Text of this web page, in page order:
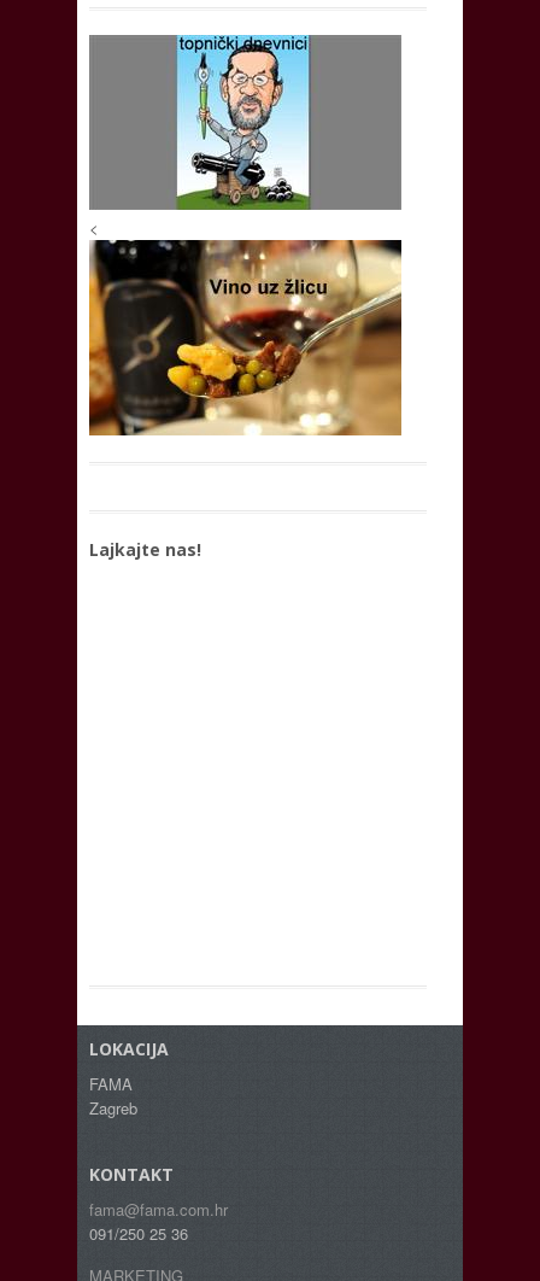
<
Lajkajte nas!
LOKACIJA
FAMA
Zagreb
KONTAKT
fama@fama.com.hr
091/250 25 36
MARKETING